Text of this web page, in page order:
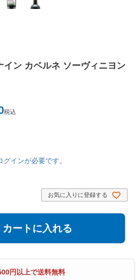
イン カベルネ ソーヴィニヨン
税込
インが必要です。
お気に入りに登録する
カートに入れる
円以上で送料無料